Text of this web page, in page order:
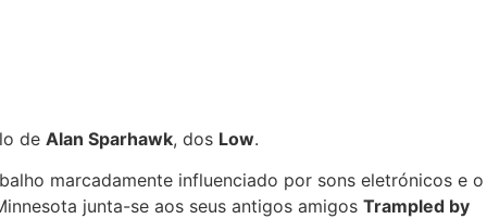
de Alan Sparhawk, dos Low.
marcadamente influenciado por sons eletrónicos e o
junta-se aos seus antigos amigos Trampled by